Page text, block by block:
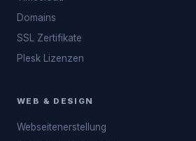
Domains
SSL Zertifikate
Plesk Lizenzen
WEB & DESIGN
Webseitenerstellung